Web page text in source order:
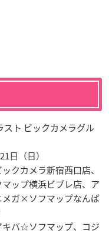
ト ビックカメラグル
日（日）
クカメラ新宿西口店、
ップ横浜ビブレ店、ア
ガ×ソフマップなんば
キバ☆ソフマップ、コジ